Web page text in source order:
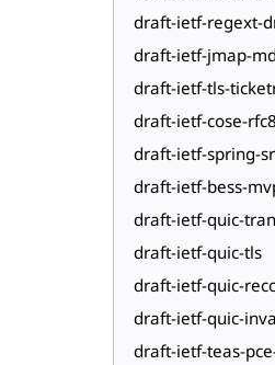
draft-ietf-regext-
draft-ietf-jmap-
draft-ietf-tls-
draft-ietf-cose-
draft-ietf-spring-
draft-ietf-bess-
draft-ietf-quic-
draft-ietf-quic-tls
draft-ietf-quic-
draft-ietf-quic-
draft-ietf-teas-